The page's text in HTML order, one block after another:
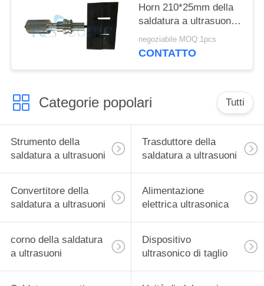
Horn 210*25mm della
saldatura a ultrasuoni
20KHZ facile da
operare
negoziabile MOQ:1pcs
CONTATTO
Categorie popolari Tutti
Strumento della
saldatura a ultrasuoni
Trasduttore della
saldatura a ultrasuoni
Convertitore della
saldatura a ultrasuoni
Alimentazione
elettrica ultrasonica
corno della saldatura
a ultrasuoni
Dispositivo
ultrasonico di taglio